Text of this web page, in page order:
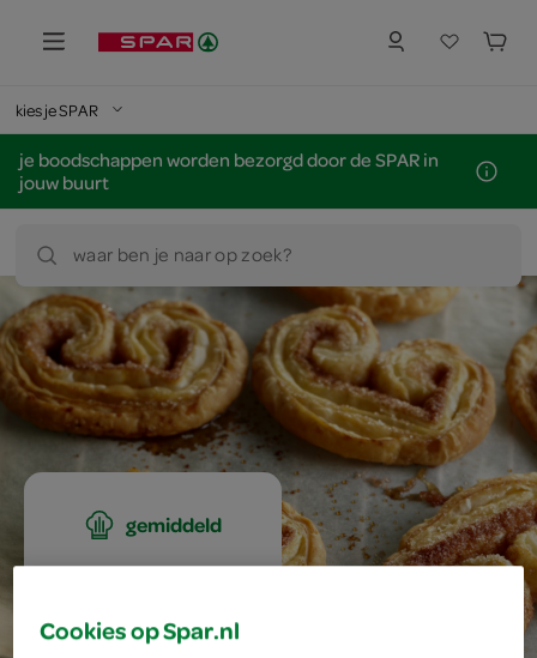
kies je SPAR
je boodschappen worden bezorgd door de SPAR in
jouw buurt
waar ben je naar op zoek?
gemiddeld
Cookies op Spar.nl